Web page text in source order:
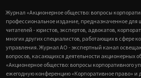
Журнал «Акционерное общество: вопросы
профессиональное издание, предназначенное для
читателей - юристов, экспертов, адвокатов,
многих других специалистов, работающих в сфере
управления. Журнал АО - экспертный канал
вопросов, касающихся деятельности акционерных
«Акционерное общество: вопросы корпоративного
ежегодную конференцию «Корпоративное право» и